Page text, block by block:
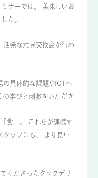
ナーでは、 美味しいお
た。
活発な意見交換会が行わ
の具体的な課題やICTへ
の学びと刺激をいただき
食」。 これらが連携す
タッフにも、 より良い
くださったクックデリ